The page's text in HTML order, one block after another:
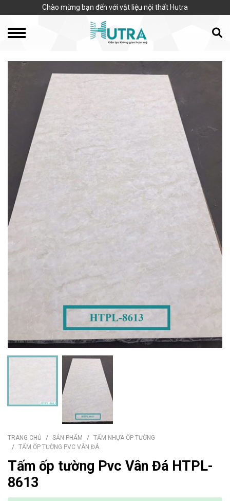
Chào mừng bạn đến với vật liệu nội thất Hutra
TRANG CHỦ SẢN PHẨM
TẤM NHỰA ỐP TƯỜNG
TẤM ỐP TƯỜNG PVC VÂN ĐÁ
Tấm ốp tường Pvc Vân Đá HTPL-
8613